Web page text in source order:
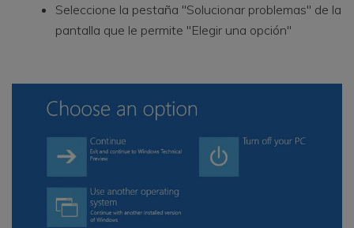
Seleccione la pestaña "Solucionar problemas" de la
pantalla que le permite "Elegir una opción"